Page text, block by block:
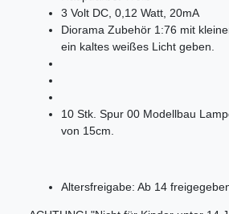
3 Volt DC, 0,12 Watt, 20mA
Diorama Zubehör 1:76 mit
ein kaltes weißes Licht geben.
10 Stk. Spur 00 Modellbau
von 15cm.
Altersfreigabe: Ab 14